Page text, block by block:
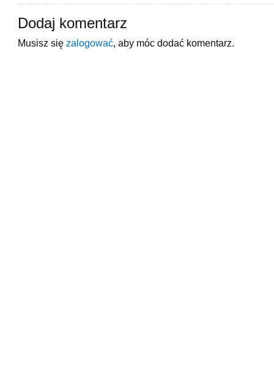
Dodaj komentarz
Musisz się zalogować , aby móc dodać komentarz.